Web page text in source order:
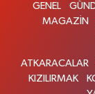
GENEL
MAGAZİN
ATKARACALAR
KIZILIRMAK